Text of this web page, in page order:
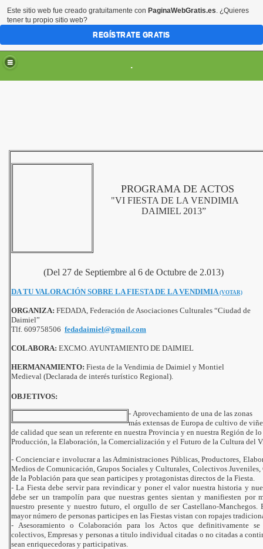
.
PROGRAMA DE ACTOS
"VI FIESTA DE LA VENDIMIA
DAIMIEL 2013”
(Del 27 de Septiembre al 6 de Octubre de 2.013)
DA TU VALORACIÓN SOBRE LA FIESTA DE LA VENDIMIA(VOTAR)
ORGANIZA: FEDADA, Federación de Asociaciones Culturales “Ciudad de
Daimiel”
Tlf. 609758506 fedadaimiel@gmail.com
COLABORA: EXCMO. AYUNTAMIENTO DE DAIMIEL
HERMANAMIENTO: Fiesta de la Vendimia de Daimiel y Montiel
Medieval (Declarada de interés turístico Regional).
OBJETIVOS:
- Aprovechamiento de una de las zonas
más extensas de Europa de cultivo de
de calidad que sean un referente en nuestra Provincia y en nuestra Región de
Producción, la Elaboración, la Comercialización y el Futuro de la Cultura del
- Concienciar e involucrar a las Administraciones Públicas, Productores,
Medios de Comunicación, Grupos Sociales y Culturales, Colectivos
de la Población para que sean participes y protagonistas directos de la Fiesta.
- La Fiesta debe servir para revindicar y poner el valor nuestra historia y
debe ser un trampolín para que nuestras gentes sientan y manifiesten por
nuestro presente y nuestro futuro, el orgullo de ser Castellano-Manchegos.
mayor número de personas participes en las Fiestas vistan con ropajes
- Asesoramiento o Colaboración para los Actos que definitivamente
colectivos, Empresas y personas a titulo individual citadas o no citadas a
sean enriquecedoras y participativas.
Este sitio web fue creado gratuitamente con PaginaWebGratis.es. ¿Quieres
tener tu propio sitio web?
REGÍSTRATE GRATIS